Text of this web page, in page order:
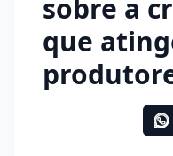
sobre a
que